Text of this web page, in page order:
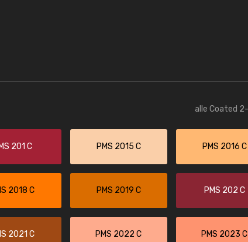
alle Coated
201 C PMS 2015 C PMS 2016 C
2018 C PMS 2019 C PMS 202 C
2021 C PMS 2022 C PMS 2023 C